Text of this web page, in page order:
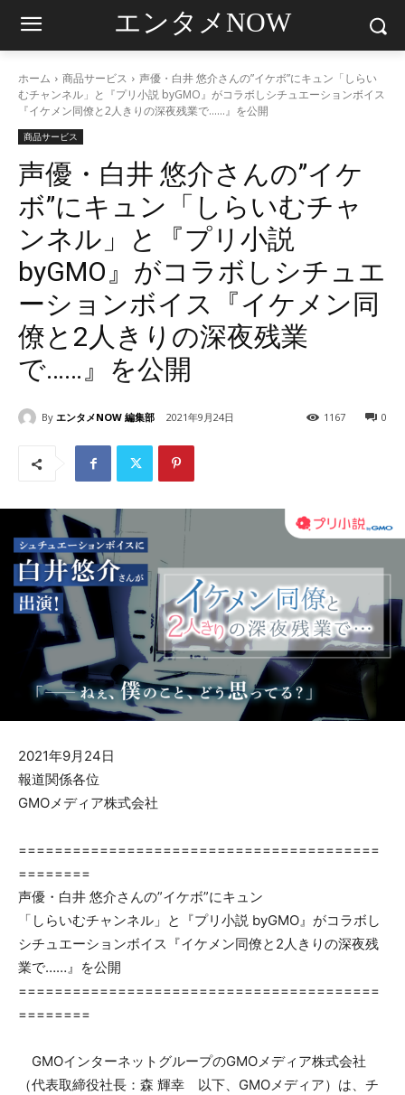
エンタメNOW
ホーム 商品サービス
声優・白井 悠介さんの”イケボ”にキュン「しらい
むチャンネル」と『プリ小説 byGMO』がコラボしシチュエーションボイス
『イケメン同僚と2人きりの深夜残業で……』を公開
商品サービス
声優・白井 悠介さんの”イケ
ボ”にキュン「しらいむチャ
ンネル」と『プリ小説
byGMO』がコラボしシチュエ
ーションボイス『イケメン同
僚と2人きりの深夜残業
で……』を公開
By エンタメNOW 編集部 2021年9月24日 0
1167
2021年9月24日
報道関係各位
GMOメディア株式会社
========================================
========
声優・白井 悠介さんの”イケボ”にキュン
「しらいむチャンネル」と『プリ小説 byGMO』がコラボし
シチュエーションボイス『イケメン同僚と2人きりの深夜残
業で……』を公開
========================================
========
GMOインターネットグループのGMOメディア株式会社
（代表取締役社長：森 輝幸 以下、GMOメディア）は、チ